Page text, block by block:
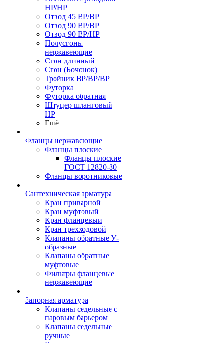
НР/НР
Отвод 45 ВР/ВР
Отвод 90 ВР/ВР
Отвод 90 ВР/НР
Полусгоны
нержавеющие
Сгон длинный
Сгон (Бочонок)
Тройник ВР/ВР/ВР
Футорка
Футорка обратная
Штуцер шланговый
НР
Ещё
Фланцы нержавеющие
Фланцы плоские
Фланцы плоские
ГОСТ 12820-80
Фланцы воротниковые
Сантехническая арматура
Кран приварной
Кран муфтовый
Кран фланцевый
Кран трехходовой
Клапаны обратные У-
образные
Клапаны обратные
муфтовые
Фильтры фланцевые
нержавеющие
Запорная арматура
Клапаны седельные с
паровым барьером
Клапаны седельные
ручные